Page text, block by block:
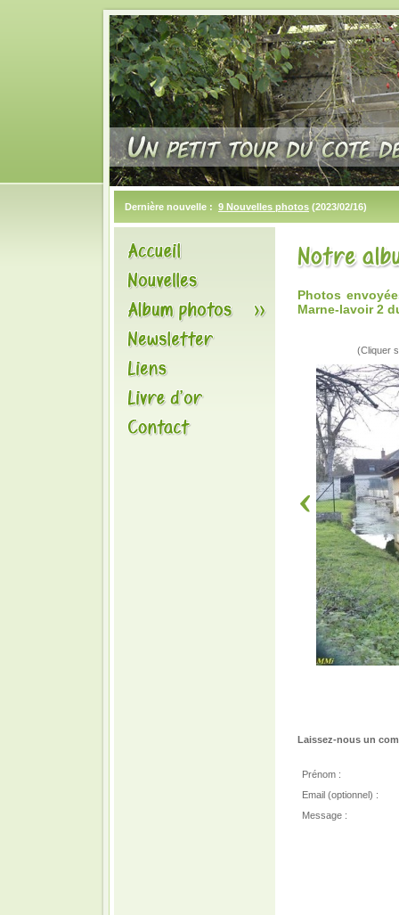
Dernière nouvelle : 9 Nouvelles photos (2023/02/16)
Photos
Marne-lavoir 2
(Cliquer
Laissez-nous un
Prénom :
Email (optionnel) :
Message :